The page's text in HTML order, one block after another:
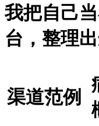
我把自己
台，整理
渠道范例